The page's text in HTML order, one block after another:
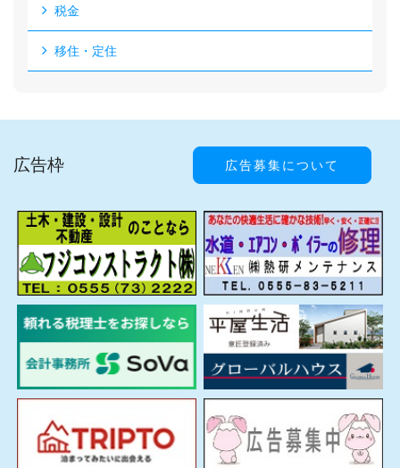
税金
移住・定住
広告枠 広告募集について